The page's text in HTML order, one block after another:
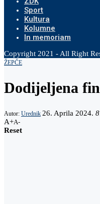
Sport
Kultura
Kolumne
In memoriam
Copyright 2021 - All Right
ŽEPČE
Dodijeljena
Autor: Urednik 26. Aprila 2024.
A+A-
Reset